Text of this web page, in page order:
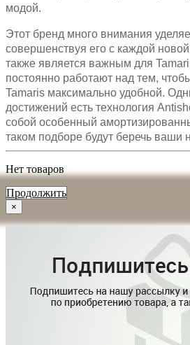
модой.
Этот бренд много внимания
совершенствуя его с каждой
также является важным для
постоянно работают над тем,
Tamaris максимально удобной.
достижений есть технология
собой особенный
таком подборе будут беречь ваши
Нет товаров
Продолжить
×